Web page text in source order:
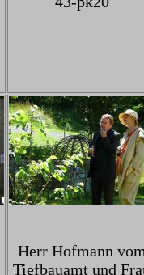
Herr Hofmann
Tiefbauamt und